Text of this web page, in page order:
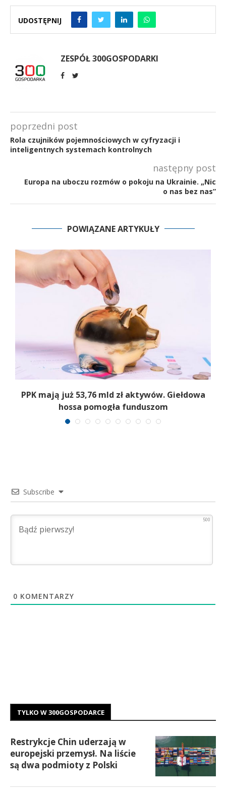
UDOSTĘPNIJ
ZESPÓŁ 300GOSPODARKI
poprzedni post
Rola czujników pojemnościowych w cyfryzacji i
inteligentnych systemach kontrolnych
następny post
Europa na uboczu rozmów o pokoju na Ukrainie. „Nic
o nas bez nas”
POWIĄZANE ARTYKUŁY
PPK mają już 53,76 mld zł aktywów. Giełdowa
hossa pomogła funduszom
Subscribe
500
0 KOMENTARZY
TYLKO W 300GOSPODARCE
Restrykcje Chin uderzają w
europejski przemysł. Na liście
są dwa podmioty z Polski